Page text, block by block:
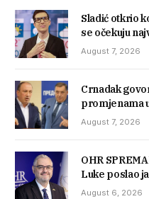
Sladić otkrio
se očekuju
August 7, 2026
Crnadak
promjenama
August 7, 2026
OHR
Luke poslao
August 6, 2026